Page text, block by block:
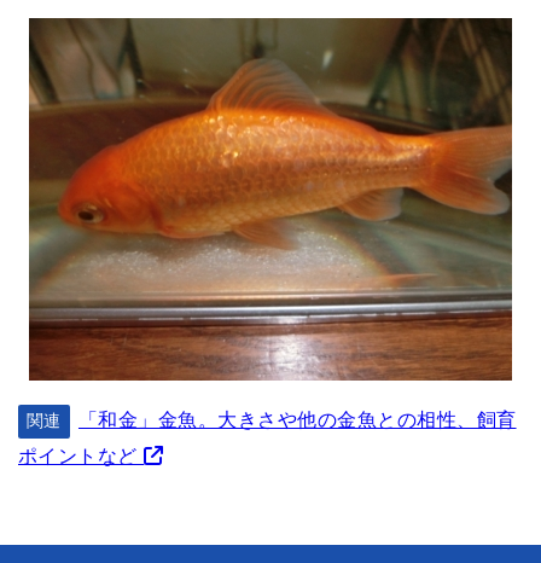
関連
「和金」金魚。大きさや他の金魚との相性、飼育
ポイントなど